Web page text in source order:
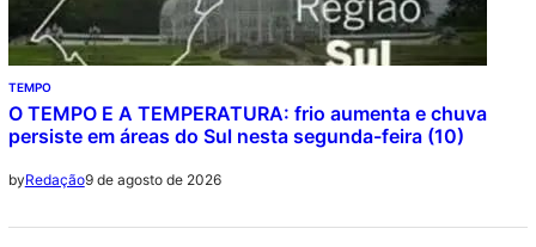
TEMPO
O TEMPO E A TEMPERATURA: frio aumenta e chuva
persiste em áreas do Sul nesta segunda-feira (10)
byRedação9 de agosto de 2026